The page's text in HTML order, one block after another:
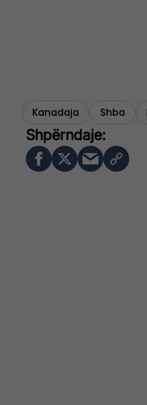
Kanadaja Shba